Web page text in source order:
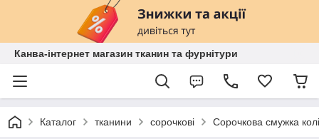
Канва-інтернет магазин тканин та фурнітури
Каталог тканини сорочкові Сорочкова смужка